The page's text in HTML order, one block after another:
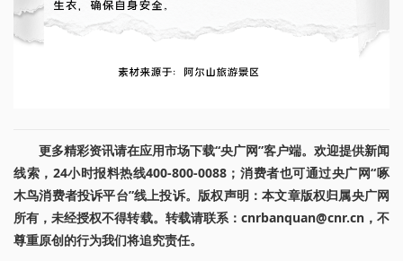
更多精彩资讯请在应用市场下载“央广网”客户端。欢迎提供新闻
线索，24小时报料热线400-800-0088；消费者也可通过央广网“啄
木鸟消费者投诉平台”线上投诉。版权声明：本文章版权归属央广网
所有，未经授权不得转载。转载请联系：cnrbanquan@cnr.cn，不
尊重原创的行为我们将追究责任。